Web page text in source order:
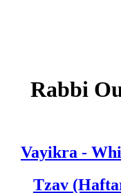
Rabbi
"Tzav